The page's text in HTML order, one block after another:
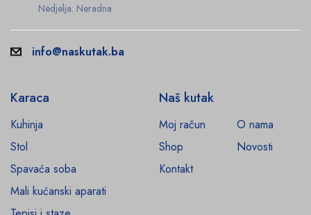
Nedjelja: Neradna
info@naskutak.ba
Karaca
Kuhinja
Stol
Spavaća soba
Mali kućanski aparati
Naš kutak
Moj račun
O nama
Shop
Novosti
Kontakt